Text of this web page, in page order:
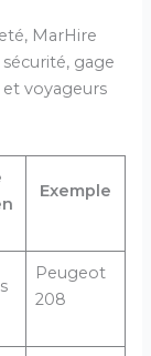
MarHire
gage
voyageurs
Exemple
Peugeot
208